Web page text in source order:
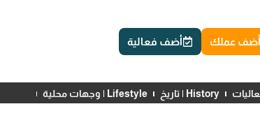
أضف عملك أضف فعالية
History | تاريخ Lifestyle | وجهات محلية